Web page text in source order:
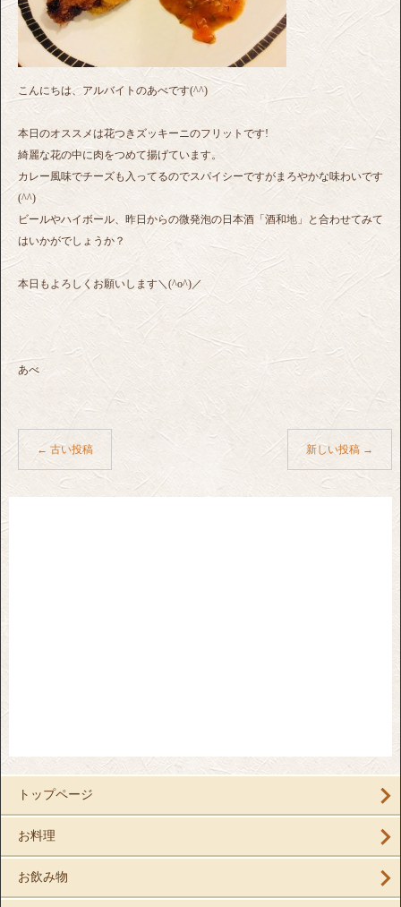
こんにちは、アルバイトのあべです(^^)
本日のオススメは花つきズッキーニのフリットです!
綺麗な花の中に肉をつめて揚げています。
カレー風味でチーズも入ってるのでスパイシーですがまろやかな味わいです
(^^)
ビールやハイボール、昨日からの微発泡の日本酒「酒和地」と合わせてみて
はいかがでしょうか？
本日もよろしくお願いします＼(^o^)／
あべ
← 古い投稿 新しい投稿 →
トップページ
お料理
お飲み物